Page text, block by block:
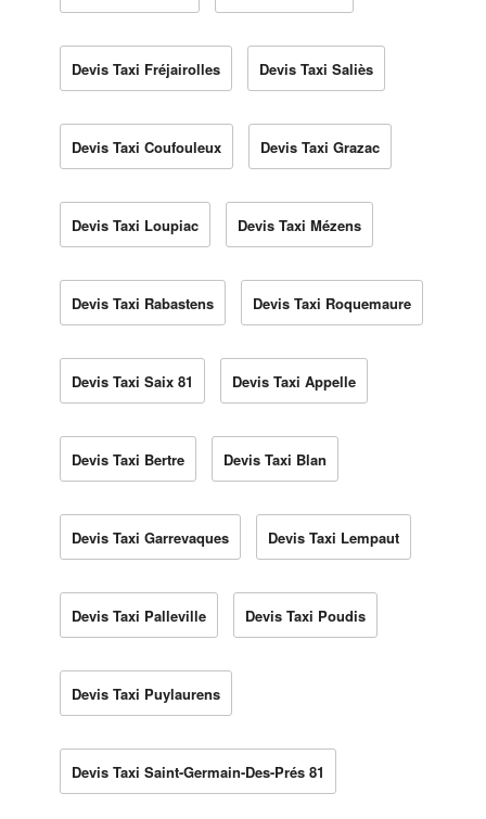
Devis Taxi Fréjairolles Devis Taxi Saliès
Devis Taxi Coufouleux Devis Taxi Grazac
Devis Taxi Loupiac Devis Taxi Mézens
Devis Taxi Rabastens Devis Taxi Roquemaure
Devis Taxi Saix 81 Devis Taxi Appelle
Devis Taxi Bertre Devis Taxi Blan
Devis Taxi Garrevaques Devis Taxi Lempaut
Devis Taxi Palleville Devis Taxi Poudis
Devis Taxi Puylaurens
Devis Taxi Saint-Germain-Des-Prés 81